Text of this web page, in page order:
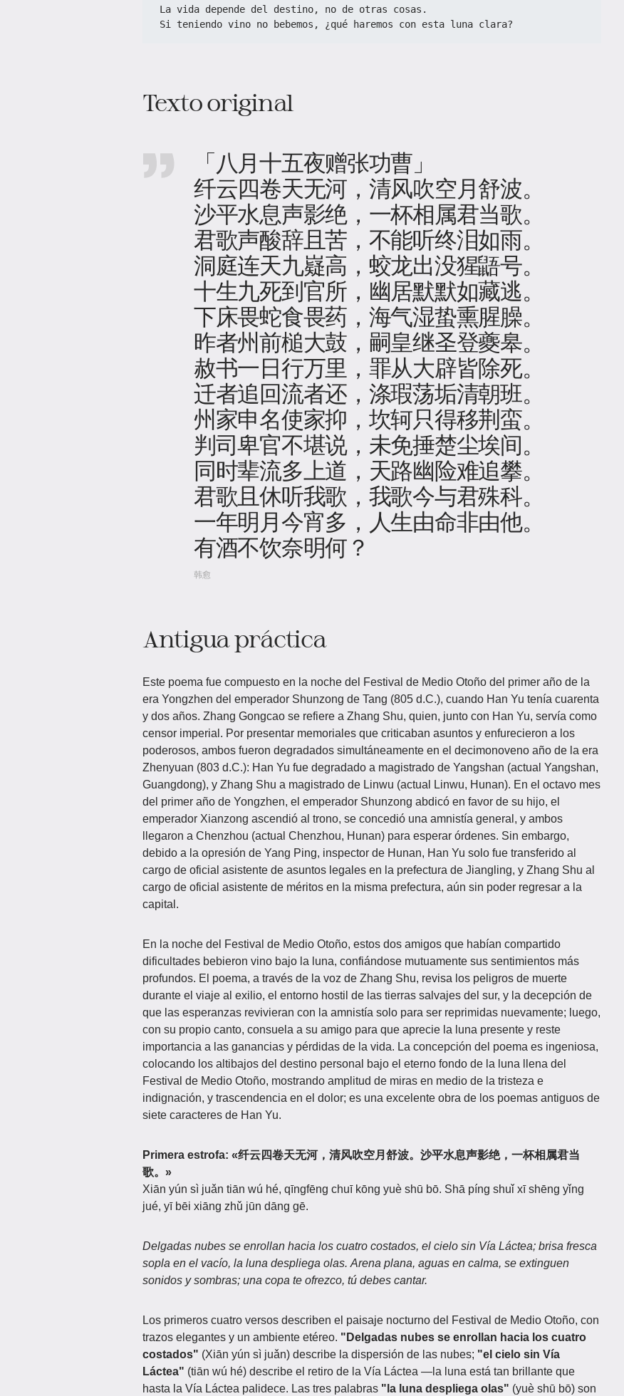
La vida depende del destino, no de otras cosas.
Si teniendo vino no bebemos, ¿qué haremos con esta luna clara?
Texto original
「八月十五夜赠张功曹」
纤云四卷天无河，清风吹空月舒波。
沙平水息声影绝，一杯相属君当歌。
君歌声酸辞且苦，不能听终泪如雨。
洞庭连天九嶷高，蛟龙出没猩鼯号。
十生九死到官所，幽居默默如藏逃。
下床畏蛇食畏药，海气湿蛰熏腥臊。
昨者州前槌大鼓，嗣皇继圣登夔皋。
赦书一日行万里，罪从大辟皆除死。
迁者追回流者还，涤瑕荡垢清朝班。
州家申名使家抑，坎轲只得移荆蛮。
判司卑官不堪说，未免捶楚尘埃间。
同时辈流多上道，天路幽险难追攀。
君歌且休听我歌，我歌今与君殊科。
一年明月今宵多，人生由命非由他。
有酒不饮奈明何？
韩愈
Antigua práctica
Este poema fue compuesto en la noche del Festival de Medio Otoño del primer año de la
era Yongzhen del emperador Shunzong de Tang (805 d.C.), cuando Han Yu tenía cuarenta
y dos años. Zhang Gongcao se refiere a Zhang Shu, quien, junto con Han Yu, servía como
censor imperial. Por presentar memoriales que criticaban asuntos y enfurecieron a los
poderosos, ambos fueron degradados simultáneamente en el decimonoveno año de la era
Zhenyuan (803 d.C.): Han Yu fue degradado a magistrado de Yangshan (actual Yangshan,
Guangdong), y Zhang Shu a magistrado de Linwu (actual Linwu, Hunan). En el octavo mes
del primer año de Yongzhen, el emperador Shunzong abdicó en favor de su hijo, el
emperador Xianzong ascendió al trono, se concedió una amnistía general, y ambos
llegaron a Chenzhou (actual Chenzhou, Hunan) para esperar órdenes. Sin embargo,
debido a la opresión de Yang Ping, inspector de Hunan, Han Yu solo fue transferido al
cargo de oficial asistente de asuntos legales en la prefectura de Jiangling, y Zhang Shu al
cargo de oficial asistente de méritos en la misma prefectura, aún sin poder regresar a la
capital.
En la noche del Festival de Medio Otoño, estos dos amigos que habían compartido
dificultades bebieron vino bajo la luna, confiándose mutuamente sus sentimientos más
profundos. El poema, a través de la voz de Zhang Shu, revisa los peligros de muerte
durante el viaje al exilio, el entorno hostil de las tierras salvajes del sur, y la decepción de
que las esperanzas revivieran con la amnistía solo para ser reprimidas nuevamente; luego,
con su propio canto, consuela a su amigo para que aprecie la luna presente y reste
importancia a las ganancias y pérdidas de la vida. La concepción del poema es ingeniosa,
colocando los altibajos del destino personal bajo el eterno fondo de la luna llena del
Festival de Medio Otoño, mostrando amplitud de miras en medio de la tristeza e
indignación, y trascendencia en el dolor; es una excelente obra de los poemas antiguos de
siete caracteres de Han Yu.
Primera estrofa: «纤云四卷天无河，清风吹空月舒波。沙平水息声影绝，一杯相属君当
歌。»
Xiān yún sì juǎn tiān wú hé, qīngfēng chuī kōng yuè shū bō. Shā píng shuǐ xī shēng yǐng
jué, yī bēi xiāng zhǔ jūn dāng gē.
Delgadas nubes se enrollan hacia los cuatro costados, el cielo sin Vía Láctea; brisa fresca
sopla en el vacío, la luna despliega olas. Arena plana, aguas en calma, se extinguen
sonidos y sombras; una copa te ofrezco, tú debes cantar.
Los primeros cuatro versos describen el paisaje nocturno del Festival de Medio Otoño, con
trazos elegantes y un ambiente etéreo. "Delgadas nubes se enrollan hacia los cuatro
costados" (Xiān yún sì juǎn) describe la dispersión de las nubes; "el cielo sin Vía
Láctea" (tiān wú hé) describe el retiro de la Vía Láctea —la luna está tan brillante que
hasta la Vía Láctea palidece. Las tres palabras "la luna despliega olas" (yuè shū bō) son